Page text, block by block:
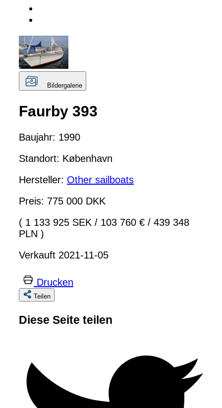
Bildergalerie
Faurby 393
Baujahr: 1990
Standort: København
Hersteller: Other sailboats
Preis: 775 000 DKK
( 1 133 925 SEK / 103 760 € / 439 348
PLN )
Verkauft 2021-11-05
Drucken
Teilen
Diese Seite teilen